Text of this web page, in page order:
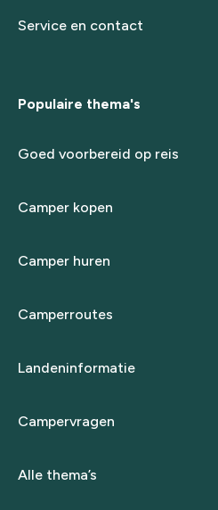
Service en contact
Populaire thema's
Goed voorbereid op reis
Camper kopen
Camper huren
Camperroutes
Landeninformatie
Campervragen
Alle thema’s